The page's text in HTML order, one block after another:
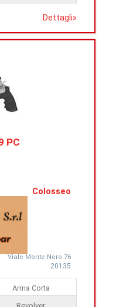
Dettagli»
PC
Colosseo
Viale Monte Nero 76
20135
Arma Corta